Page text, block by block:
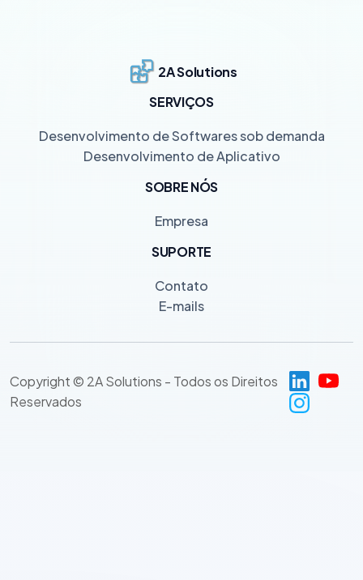
SERVIÇOS
Desenvolvimento de Softwares sob demanda
Desenvolvimento de Aplicativo
SOBRE NÓS
Empresa
SUPORTE
Contato
E-mails
2A Solutions
Copyright © 2A Solutions - Todos os Direitos
Reservados